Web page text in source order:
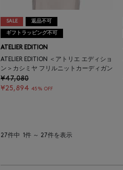
SALE 返品不可
ギフトラッピング不可
ATELIER EDITION
ATELIER EDITION ＜アトリエ エディショ
ン＞カシミヤ フリルニットカーディガン
¥47,080
¥25,894 45% OFF
27件中 1件 ～ 27件を表示